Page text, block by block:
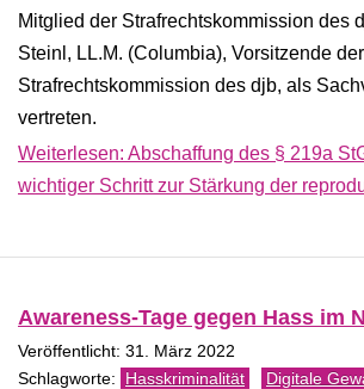
Mitglied der Strafrechtskommission des
Steinl, LL.M. (Columbia), Vorsitzende der
Strafrechtskommission des djb, als
vertreten.
Weiterlesen: Abschaffung des § 219a
wichtiger Schritt zur Stärkung der
Awareness-Tage gegen Hass im
Veröffentlicht: 31. März 2022
Hasskriminalität Digitale